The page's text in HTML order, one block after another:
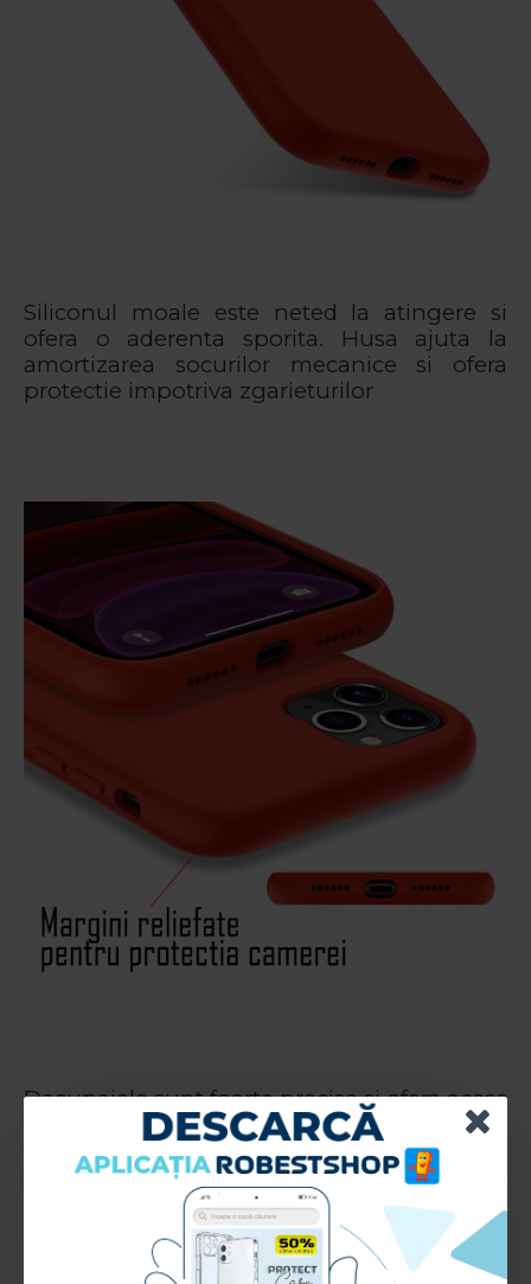
Siliconul moale este neted la atingere si
ofera o aderenta sporita. Husa ajuta la
amortizarea socurilor mecanice si ofera
protectie impotriva zgarieturilor
Decupajele sunt foarte precise si ofera acces
la toate porturile si functiile telefonului.